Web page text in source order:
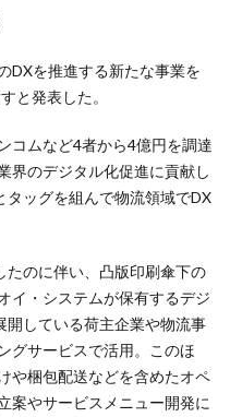
DXを推進する新たな事業を
と発表した。
コムなど4者から4億円を調達
界のデジタル化促進に貢献し
ッグを組んで物流領域でDX
たのに伴い、凸版印刷傘下の
イ・システムが保有するデジ
開している荷主企業や物流事
グサービスで活用。このほ
や梱包配送などを含めたオペ
案やサービスメニュー開発に